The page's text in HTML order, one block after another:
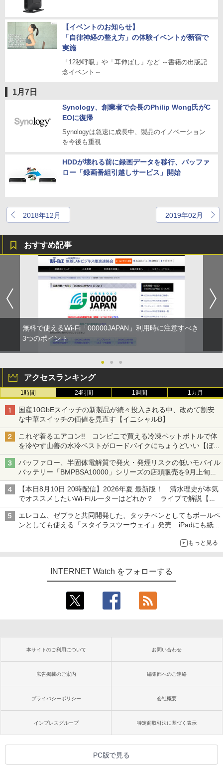
【イベントのお知らせ】
「自律神経の整え方」の体験イベントが新宿で
実施
「12秒呼吸」や「耳伸ばし」など ～書籍の出版記
念イベント～
1月7日
Synology、創業者で会長のPhilip Wong氏がC
EOに復帰
Synologyは急速に成長中、製品のイノベーション
を今後も重視
HDDが壊れる前に録画データを移行、バッファ
ロー「録画番組引越しサービス」開始
2018年12月 2019年02月
おすすめ記事
無料で使えるWi-Fi「00000JAPAN」利用時に注意すべき
3つのポイント
● ● ●
アクセスランキング
1時間 24時間 1週間 1カ月
国産10GbEスイッチの新製品が続々投入される中、改めて割安
な中華スイッチの価値を見直す【イニシャルB】
これぞ着るエアコン!! コンビニで買える冷凍ペットボトルで体
を冷やす山善の水冷ベストがロードバイクにちょうどいい【ぼっ
ち・ざ・ろーど！その14】【空いた時間でなにしてる？】
バッファロー、半固体電解質で発火・発煙リスクの低いモバイル
バッテリー「BMPBSA10000」シリーズの店頭販売を9月上旬に
開始
【本日8月10日 20時配信】2026年夏 最新版！ 清水理史が本気
でオススメしたいWi-Fiルーターはどれか？ ライブで解説【清
水理史の「イニシャルB」チャンネル】
エレコム、ゼブラと共同開発した、タッチペンとしてもボールペ
ンとしても使える「スタイラスツーウェイ」発売 iPadにも紙に
もっと見る
INTERNET Watch をフォローする
本サイトのご利用について お問い合わせ
広告掲載のご案内 編集部へのご連絡
プライバシーポリシー 会社概要
インプレスグループ 特定商取引法に基づく表示
PC版で見る